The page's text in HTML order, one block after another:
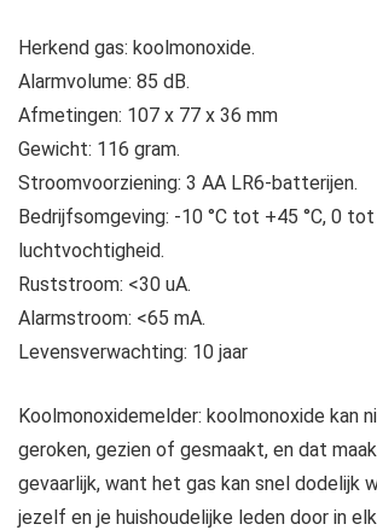
Herkend gas: koolmonoxide.
Alarmvolume: 85 dB.
Afmetingen: 107 x 77 x 36 mm
Gewicht: 116 gram.
Stroomvoorziening: 3 AA LR6-batterijen.
Bedrijfsomgeving: -10 °C tot +45 °C, 0 tot
luchtvochtigheid.
Ruststroom: <30 uA.
Alarmstroom: <65 mA.
Levensverwachting: 10 jaar
Koolmonoxidemelder: koolmonoxide kan
geroken, gezien of gesmaakt, en dat
gevaarlijk, want het gas kan snel dodelijk
jezelf en je huishoudelijke leden door in